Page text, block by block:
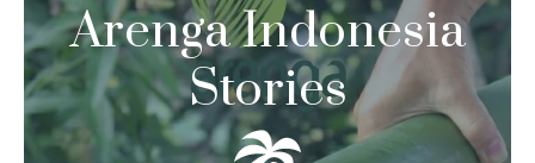
Arenga Indonesia
Stories